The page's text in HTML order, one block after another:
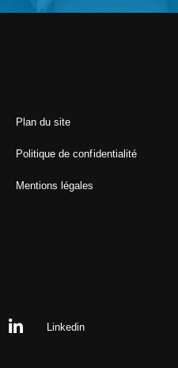
Plan du site
Politique de confidentialité
Mentions légales
Linkedin